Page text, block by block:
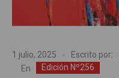
1 julio, 2025 Escrito por:
En Edición Nº256